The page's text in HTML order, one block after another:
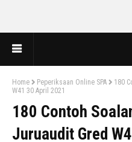
Home Peperiksaan Online SPA
180
W41 30 April 2021
180 Contoh
Juruaudit Gred